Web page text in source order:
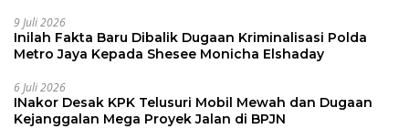
9 Juli 2026
Inilah Fakta Baru Dibalik Dugaan Kriminalisasi Polda
Metro Jaya Kepada Shesee Monicha Elshaday
6 Juli 2026
INakor Desak KPK Telusuri Mobil Mewah dan Dugaan
Kejanggalan Mega Proyek Jalan di BPJN